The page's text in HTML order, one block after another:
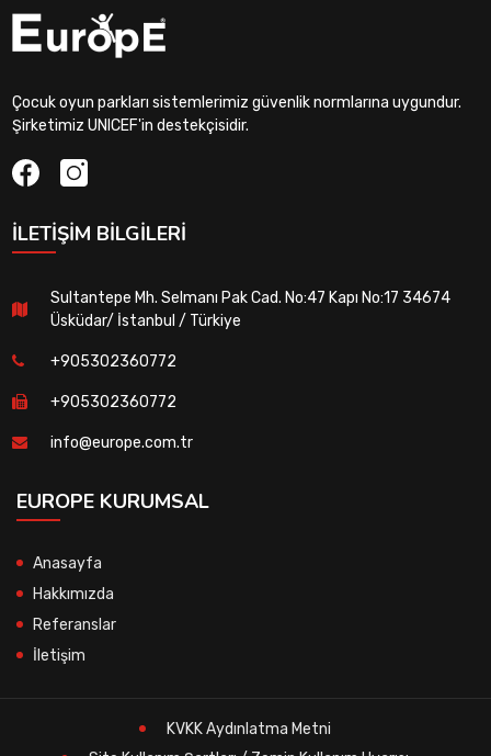
Çocuk oyun parkları sistemlerimiz güvenlik normlarına uygundur.
Şirketimiz UNICEF'in destekçisidir.
İLETIŞIM BILGILERI
Sultantepe Mh. Selmanı Pak Cad. No:47 Kapı No:17 34674
Üsküdar/ İstanbul / Türkiye
+905302360772
+905302360772
info@europe.com.tr
EUROPE KURUMSAL
Anasayfa
Hakkımızda
Referanslar
İletişim
KVKK Aydınlatma Metni